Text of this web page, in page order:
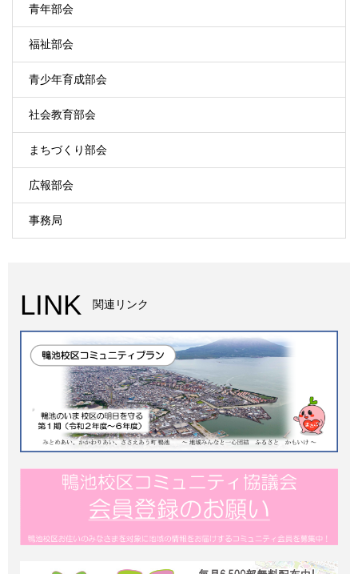
青年部会
福祉部会
青少年育成部会
社会教育部会
まちづくり部会
広報部会
事務局
LINK 関連リンク